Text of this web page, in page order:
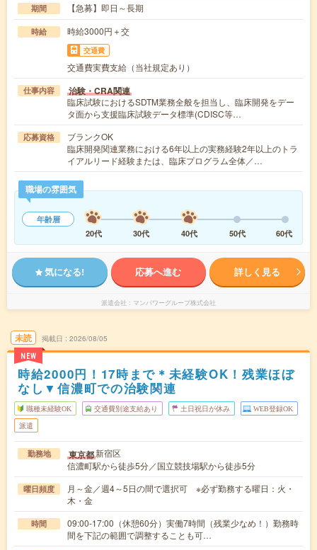
期間 【急募】即日～長期
時給 時給3000円＋交
交通費
交通費実費支給（当社規定あり）
仕事内容 治験・CRA関連
臨床試験におけるSDTM業務全般を担当し、臨床開発をデー
タ面から支援臨床試験データ標準(CDISC等…
応募資格
ブランクOK
臨床開発関連業務における6年以上の実務経験2年以上のトラ
イアルリード経験または、臨床プログラム全体／…
職場の雰囲気
年齢層
20代
30代 40代 50代 60代
気になる! 応募へ進む 詳しく見る
派遣会社 マンパワーグループ株式会社
未読
NEW
掲載日 2026/08/05
時給2000円！17時まで＊未経験OK！残業ほぼ
なし▼信濃町での治験関連
職種未経験OK 交通費別途支給あり 土日祝日が休み WEB登録OK
派遣
勤務地 東京都新宿区
信濃町駅から徒歩5分／国立競技場駅から徒歩5分
曜日頻度
月～金／週4～5日の間で選択可 ※必ず勤務する曜日：火・
木・金
時間
09:00-17:00（休憩60分）実働7時間（残業少なめ！）勤務時
間を下記の範囲で調整することも可…